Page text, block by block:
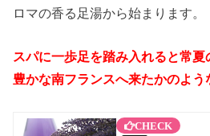
ロマの香る足湯から始まります。
スパに一歩足を踏み入れると常
豊かな南フランスへ来たかのよう